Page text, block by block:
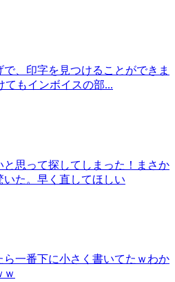
、印字を見つけることができま
てもインボイスの部...
思って探してしまった！まさか
た。早く直してほしい
ら一番下に小さく書いてたｗわか
ｗ